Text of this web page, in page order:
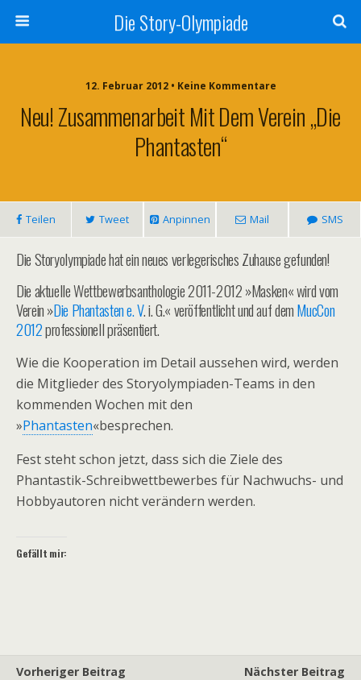
Die Story-Olympiade
12. Februar 2012 • Keine Kommentare
Neu! Zusammenarbeit Mit Dem Verein „Die
Phantasten“
Teilen Tweet Anpinnen Mail SMS
Die Storyolympiade hat ein neues verlegerisches Zuhause gefunden!
Die aktuelle Wettbewerbsanthologie 2011-2012 »Masken« wird vom
Verein »Die Phantasten e. V. i. G.« veröffentlicht und auf demMucCon
2012professionell präsentiert.
Wie die Kooperation im Detail aussehen wird, werden
die Mitglieder des Storyolympiaden-Teams in den
kommenden Wochen mit den
»Phantasten«besprechen.
Fest steht schon jetzt, dass sich die Ziele des
Phantastik-Schreibwettbewerbes für Nachwuchs- und
Hobbyautoren nicht verändern werden.
Gefällt mir:
Vorheriger Beitrag
Nächster Beitrag